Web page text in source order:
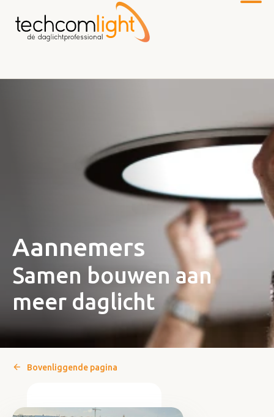
Aannemers
Samen bouwen aan
meer daglicht
Bovenliggende pagina